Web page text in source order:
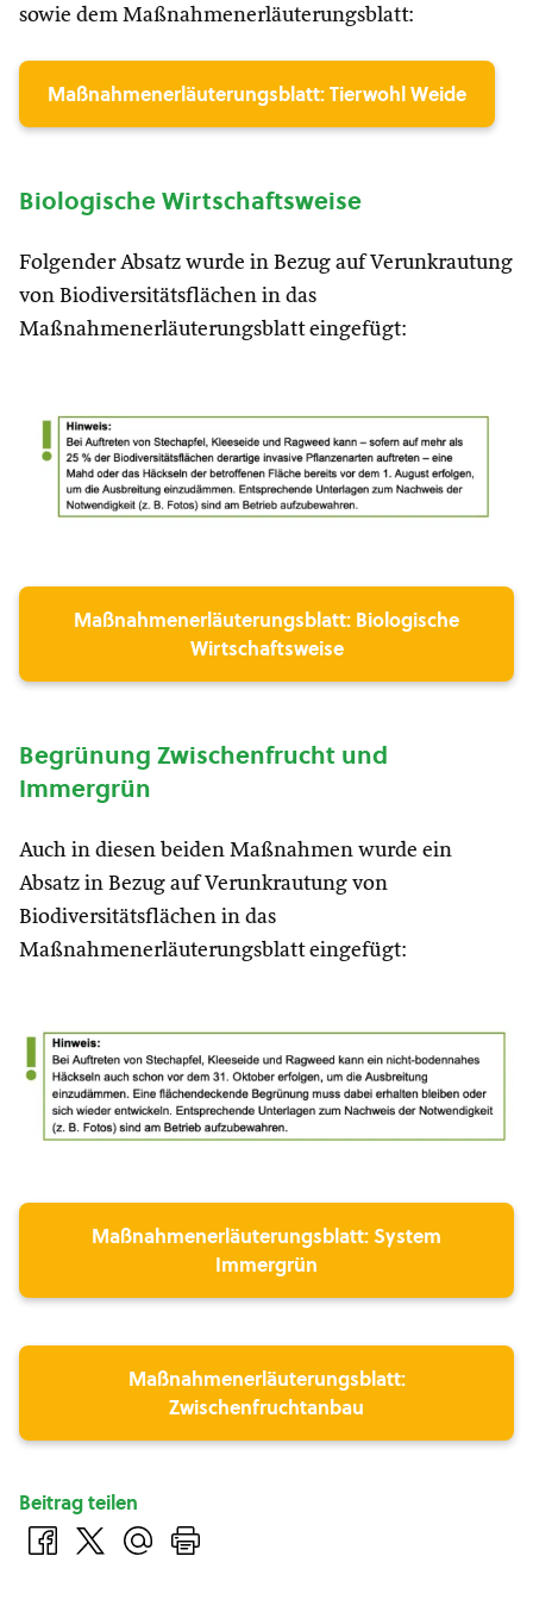
sowie dem Maßnahmenerläuterungsblatt:
Maßnahmenerläuterungsblatt: Tierwohl Weide
Biologische Wirtschaftsweise
Folgender Absatz wurde in Bezug auf Verunkrautung
von Biodiversitätsflächen in das
Maßnahmenerläuterungsblatt eingefügt:
Maßnahmenerläuterungsblatt: Biologische
Wirtschaftsweise
Begrünung Zwischenfrucht und
Immergrün
Auch in diesen beiden Maßnahmen wurde ein
Absatz in Bezug auf Verunkrautung von
Biodiversitätsflächen in das
Maßnahmenerläuterungsblatt eingefügt:
Maßnahmenerläuterungsblatt: System
Immergrün
Maßnahmenerläuterungsblatt:
Zwischenfruchtanbau
Beitrag teilen